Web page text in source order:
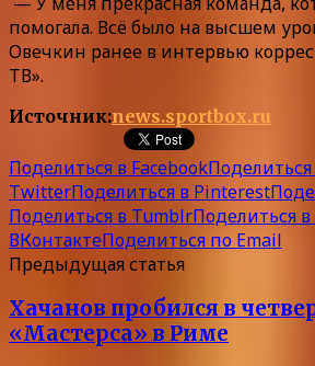
помогала. Всё было на высшем
Овечкин ранее в интервью
ТВ».
Источник:news.sportbox.ru
Поделиться в FacebookПоделиться
TwitterПоделиться в Pinterest
Поделиться в TumblrПоделиться
ВКонтактеПоделиться по Email
Предыдущая статья
Хачанов пробился в
«Мастерса» в Риме